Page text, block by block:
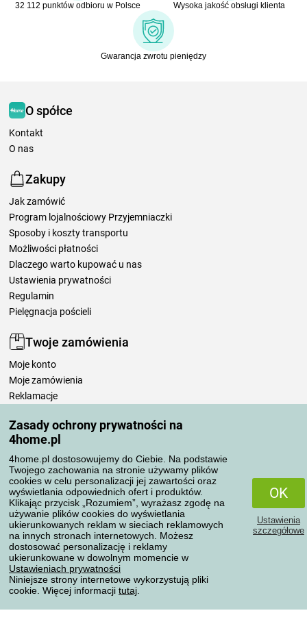
Zasady ochrony prywatności na
4home.pl
4home.pl dostosowujemy do Ciebie. Na podstawie
Twojego zachowania na stronie używamy plików
cookies w celu personalizacji jej zawartości oraz
wyświetlania odpowiednich ofert i produktów.
Klikając przycisk „Rozumiem”, wyrażasz zgodę na
używanie plików cookies do wyświetlania
ukierunkowanych reklam w sieciach reklamowych
na innych stronach internetowych. Możesz
dostosować personalizację i reklamy
ukierunkowane w dowolnym momencie w
Ustawieniach prywatności
Niniejsze strony internetowe wykorzystują pliki
cookie. Więcej informacji tutaj
OK
Ustawienia
szczegółowe
32 112 punktów odbioru w Polsce Wysoka jakość obsługi klienta
Gwarancja zwrotu pieniędzy
O spółce
Kontakt
O nas
Zakupy
Jak zamówić
Program lojalnościowy Przyjemniaczki
Sposoby i koszty transportu
Możliwości płatności
Dlaczego warto kupować u nas
Ustawienia prywatności
Regulamin
Pielęgnacja pościeli
Twoje zamówienia
Moje konto
Moje zamówienia
Reklamacje
Zasady przetwarzania recenzji
Sposoby transportu
Metody płatności
Niezawodny sklep